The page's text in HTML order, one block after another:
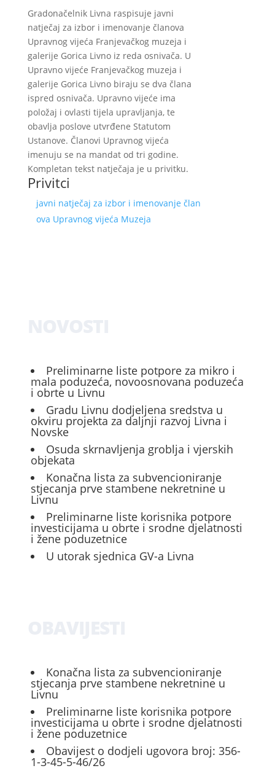
Gradonačelnik Livna raspisuje javni
natječaj za izbor i imenovanje članova
Upravnog vijeća Franjevačkog muzeja i
galerije Gorica Livno iz reda osnivača. U
Upravno vijeće Franjevačkog muzeja i
galerije Gorica Livno biraju se dva člana
ispred osnivača. Upravno vijeće ima
položaj i ovlasti tijela upravljanja, te
obavlja poslove utvrđene Statutom
Ustanove. Članovi Upravnog vijeća
imenuju se na mandat od tri godine.
Kompletan tekst natječaja je u privitku.
Privitci
javni natječaj za izbor i imenovanje član
ova Upravnog vijeća Muzeja
Preliminarne liste potpore za mikro i
mala poduzeća, novoosnovana poduzeća
i obrte u Livnu
Gradu Livnu dodjeljena sredstva u
okviru projekta za daljnji razvoj Livna i
Novske
Osuda skrnavljenja groblja i vjerskih
objekata
Konačna lista za subvencioniranje
stjecanja prve stambene nekretnine u
Livnu
Preliminarne liste korisnika potpore
investicijama u obrte i srodne djelatnosti
i žene poduzetnice
U utorak sjednica GV-a Livna
Konačna lista za subvencioniranje
stjecanja prve stambene nekretnine u
Livnu
Preliminarne liste korisnika potpore
investicijama u obrte i srodne djelatnosti
i žene poduzetnice
Obavijest o dodjeli ugovora broj: 356-
1-3-45-5-46/26